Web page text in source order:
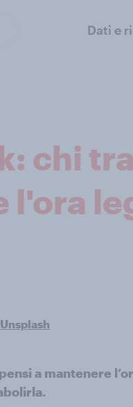
Dati e
chi
l'ora
Unsplash
a mantenere